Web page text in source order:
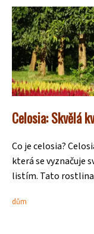
Celosia: Skvělá
Co je celosia?
která se vyznačuje
listím. Tato rostlina
dům